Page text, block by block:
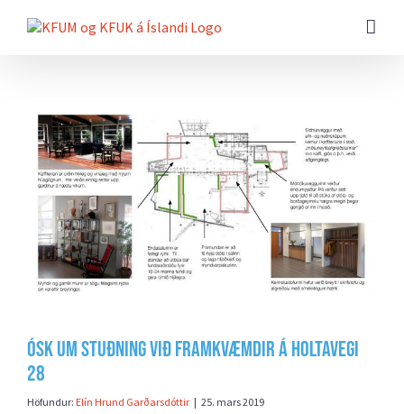
beint
Skoða
stærri
mynd
Ósk um stuðning við framkvæmdir á Holtavegi
28
Höfundur: Elín Hrund Garðarsdóttir | 25. mars 2019